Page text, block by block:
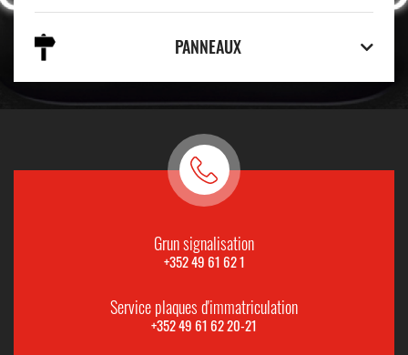
PANNEAUX
Grun signalisation
+352 49 61 62 1
Service plaques d'immatriculation
+352 49 61 62 20-21